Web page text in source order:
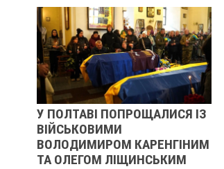
У ПОЛТАВІ ПОПРОЩАЛИСЯ ІЗ
ВІЙСЬКОВИМИ
ВОЛОДИМИРОМ КАРЕНГІНИМ
ТА ОЛЕГОМ ЛІЩИНСЬКИМ